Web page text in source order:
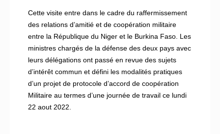
Cette visite entre dans le cadre du raffermissement
des relations d’amitié et de coopération militaire
entre la République du Niger et le Burkina Faso. Les
ministres chargés de la défense des deux pays avec
leurs délégations ont passé en revue des sujets
d’intérêt commun et défini les modalités pratiques
d’un projet de protocole d’accord de coopération
Militaire au termes d’une journée de travail ce lundi
22 aout 2022.